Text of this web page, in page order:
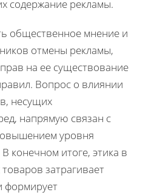
содержание рекламы.
общественное мнение и
отмены рекламы,
на ее существование
Вопрос о влиянии
несущих
напрямую связан с
уровня
конечном итоге, этика в
затрагивает
формирует